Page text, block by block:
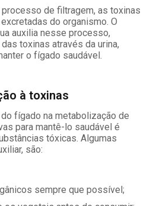
de filtragem, as toxinas
do organismo. O
auxilia nesse processo,
toxinas através da urina,
o fígado saudável.
à toxinas
fígado na metabolização de
para mantê-lo saudável é
tóxicas. Algumas
são:
sempre que possível;